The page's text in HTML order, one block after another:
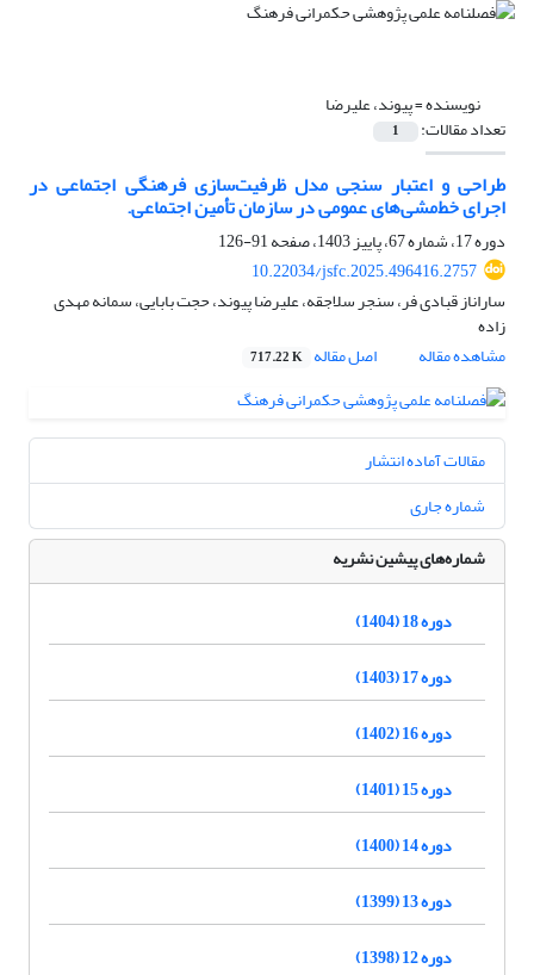
نویسنده =پیوند، علیرضا
تعداد مقالات: 1
طراحی و اعتبار سنجی مدل ظرفیت‌سازی فرهنگی اجتماعی در
اجرای خط‌مشی‌های عمومی در سازمان تأمین اجتماعی.
دوره 17، شماره 67، پاییز 1403، صفحه
91-126
10.22034/jsfc.2025.496416.2757
ساراناز قبادی فر، سنجر سلاجقه، علیرضا پیوند، حجت بابایی، سمانه مهدی
زاده
مشاهده مقاله
اصل مقاله 717.22 K
مقالات آماده انتشار
شماره جاری
شماره‌های پیشین نشریه
دوره 18 (1404)
دوره 17 (1403)
دوره 16 (1402)
دوره 15 (1401)
دوره 14 (1400)
دوره 13 (1399)
دوره 12 (1398)